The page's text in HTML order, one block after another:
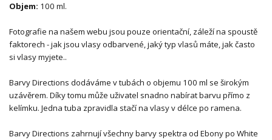
Objem: 100 ml.
Fotografie na našem webu jsou pouze orientační, záleží na spoustě
faktorech - jak jsou vlasy odbarvené, jaký typ vlasů máte, jak často
si vlasy myjete..
Barvy Directions dodáváme v tubách o objemu 100 ml se širokým
uzávěrem. Díky tomu může uživatel snadno nabírat barvu přímo z
kelímku. Jedna tuba zpravidla stačí na vlasy v délce po ramena.
Barvy Directions zahrnují všechny barvy spektra od Ebony po White